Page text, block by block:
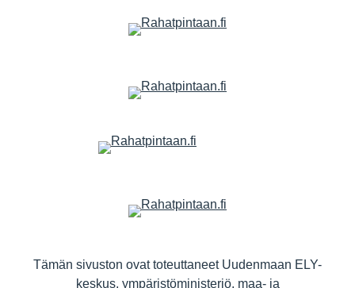
Tämän sivuston ovat toteuttaneet Uudenmaan ELY-
keskus, ympäristöministeriö, maa- ja